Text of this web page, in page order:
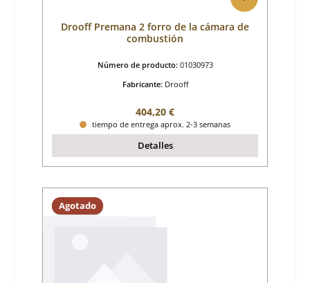
Drooff Premana 2 forro de la cámara de
combustión
Número de producto: 01030973
Fabricante: Drooff
Precio normal:
404,20 €
tiempo de entrega aprox. 2-3 semanas
Detalles
Agotado